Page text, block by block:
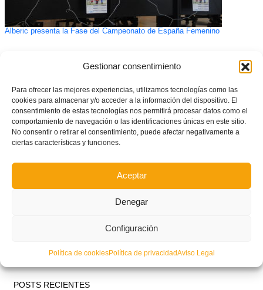
Gestionar consentimiento
Para ofrecer las mejores experiencias, utilizamos tecnologías como las
cookies para almacenar y/o acceder a la información del dispositivo. El
consentimiento de estas tecnologías nos permitirá procesar datos como el
comportamiento de navegación o las identificaciones únicas en este sitio.
No consentir o retirar el consentimiento, puede afectar negativamente a
ciertas características y funciones.
Aceptar
Denegar
Configuración
Política de cookiesPolítica de privacidadAviso Legal
Alberic presenta la Fase del Campeonato de España Femenino
POSTS RECIENTES